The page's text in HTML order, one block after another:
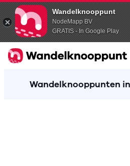
Wandelknooppunt
NodeMapp BV
GRATIS - In Google Play
Wandelknooppunten